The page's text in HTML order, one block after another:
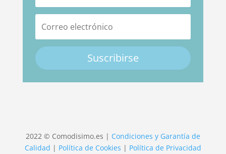
Suscribirse
2022 © Comodisimo.es | Condiciones y Garantía de
Calidad | Política de Cookies | Política de Privacidad